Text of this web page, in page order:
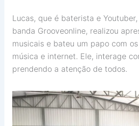
Lucas, que é baterista e
banda Grooveonline, realizou
musicais e bateu um papo com
música e internet. Ele, interage
prendendo a atenção de todos.